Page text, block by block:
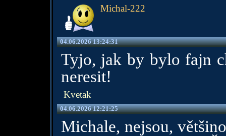
Michal-222
04.06.2026 13:24:31
Tyjo, jak by bylo fajn
neresit!
Kvetak
04.06.2026 12:21:25
Michale, nejsou,